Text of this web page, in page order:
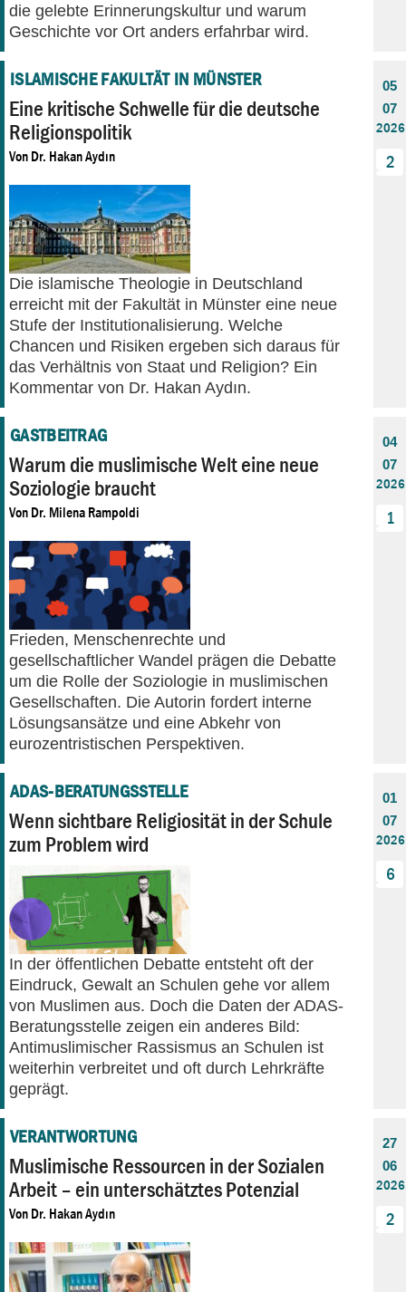
die gelebte Erinnerungskultur und warum
Geschichte vor Ort anders erfahrbar wird.
ISLAMISCHE FAKULTÄT IN MÜNSTER
Eine kritische Schwelle für die deutsche
Religionspolitik
Von Dr. Hakan Aydın
Die islamische Theologie in Deutschland
erreicht mit der Fakultät in Münster eine neue
Stufe der Institutionalisierung. Welche
Chancen und Risiken ergeben sich daraus für
das Verhältnis von Staat und Religion? Ein
Kommentar von Dr. Hakan Aydın.
05
07
2026
2
GASTBEITRAG
Warum die muslimische Welt eine neue
Soziologie braucht
Von Dr. Milena Rampoldi
Frieden, Menschenrechte und
gesellschaftlicher Wandel prägen die Debatte
um die Rolle der Soziologie in muslimischen
Gesellschaften. Die Autorin fordert interne
Lösungsansätze und eine Abkehr von
eurozentristischen Perspektiven.
04
07
2026
1
ADAS-BERATUNGSSTELLE
Wenn sichtbare Religiosität in der Schule
zum Problem wird
In der öffentlichen Debatte entsteht oft der
Eindruck, Gewalt an Schulen gehe vor allem
von Muslimen aus. Doch die Daten der ADAS-
Beratungsstelle zeigen ein anderes Bild:
Antimuslimischer Rassismus an Schulen ist
weiterhin verbreitet und oft durch Lehrkräfte
geprägt.
01
07
2026
6
VERANTWORTUNG
Muslimische Ressourcen in der Sozialen
Arbeit – ein unterschätztes Potenzial
Von Dr. Hakan Aydın
27
06
2026
2